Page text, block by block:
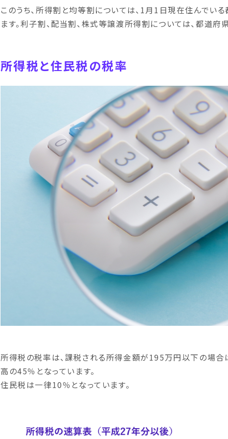
このうち、所得割と均等割については、1月1日現在住んでい
ます。利子割、配当割、株式等譲渡所得割については、都道府
所得税と住民税の税率
所得税の税率は、課税される所得金額が195万円以下の場
高の45％となっています。
住民税は一律10％となっています。